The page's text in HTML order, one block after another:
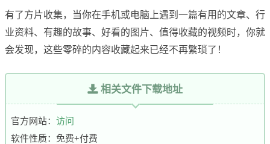
有了方片收集，当你在手机或电脑上遇到一篇有用的文章、行
业资料、有趣的故事、好看的图片、值得收藏的视频时，你就
会发现，这些零碎的内容收藏起来已经不再繁琐了！
相关文件下载地址
官方网站： 访问
软件性质：免费+付费